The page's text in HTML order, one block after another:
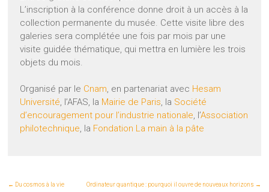
L’inscription à la conférence donne droit à un accès à la
collection permanente du musée. Cette visite libre des
galeries sera complétée une fois par mois par une
visite guidée thématique, qui mettra en lumière les trois
objets du mois.
Organisé par le Cnam , en partenariat avec Hesam
Université , l’AFAS, la Mairie de Paris , la Société
d’encouragement pour l’industrie nationale , l’Association
philotechnique , la Fondation La main à la pâte
← Du cosmos à la vie Ordinateur quantique : pourquoi il ouvre de nouveaux horizons →